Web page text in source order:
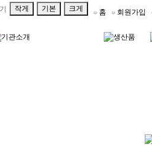
작게 기본 크게 홈 회원가입